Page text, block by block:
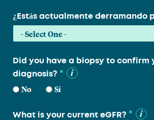
¿Estás actualmente derramando
Did you have a biopsy to confirm
diagnosis? *
No Sí
What is your current eGFR? *